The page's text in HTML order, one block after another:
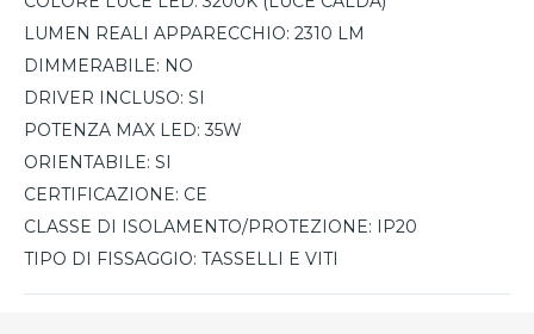
LUMEN REALI APPARECCHIO: 2310 LM
DIMMERABILE: NO
DRIVER INCLUSO: SI
POTENZA MAX LED: 35W
ORIENTABILE: SI
CERTIFICAZIONE: CE
CLASSE DI ISOLAMENTO/PROTEZIONE:
IP20
TIPO DI FISSAGGIO: TASSELLI E VITI